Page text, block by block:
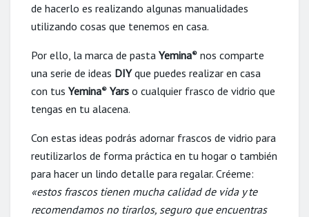
de hacerlo es realizando algunas manualidades
utilizando cosas que tenemos en casa.
Por ello, la marca de pasta Yemina® nos comparte
una serie de ideas DIYque puedes realizar en casa
con tus Yemina® Yars o cualquier frasco de vidrio que
tengas en tu alacena.
Con estas ideas podrás adornar frascos de vidrio para
reutilizarlos de forma práctica en tu hogar o también
para hacer un lindo detalle para regalar. Créeme:
«estos frascos tienen mucha calidad de vida y te
recomendamos no tirarlos, seguro que encuentras